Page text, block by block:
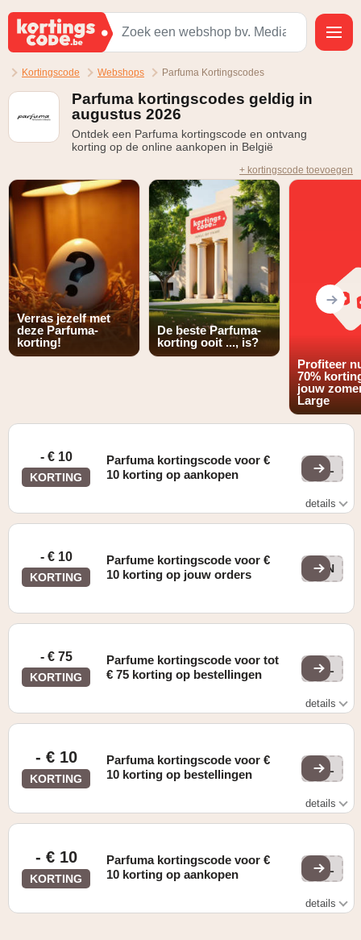
Kortingscode Webshops Parfuma Kortingscodes
Parfuma kortingscodes geldig in
augustus 2026
Ontdek een Parfuma kortingscode en ontvang
korting op de online aankopen in België
+ kortingscode toevoegen
Verras jezelf met
deze Parfuma-
korting!
De beste Parfuma-
korting ooit ..., is?
Profiteer
70%
jouw
Large
- € 10
KORTING
Parfuma kortingscode voor €
10 korting op aankopen
FAL
details
- € 10
KORTING
Parfume kortingscode voor €
10 korting op jouw orders
WIN
- € 75
KORTING
Parfume kortingscode voor tot
€ 75 korting op bestellingen
FAL
details
- € 10
KORTING
Parfuma kortingscode voor €
10 korting op bestellingen
FAL
details
- € 10
KORTING
Parfuma kortingscode voor €
10 korting op aankopen
FAL
details